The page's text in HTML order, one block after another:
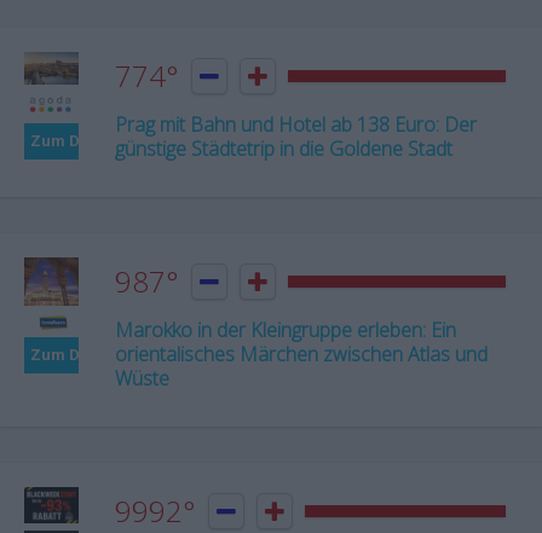
Zum Deal
774°  
Prag mit Bahn und Hotel ab 138 Euro: Der
günstige Städtetrip in die Goldene Stadt
Zum Deal
987°  
Marokko in der Kleingruppe erleben: Ein
orientalisches Märchen zwischen Atlas und
Wüste
9992°  